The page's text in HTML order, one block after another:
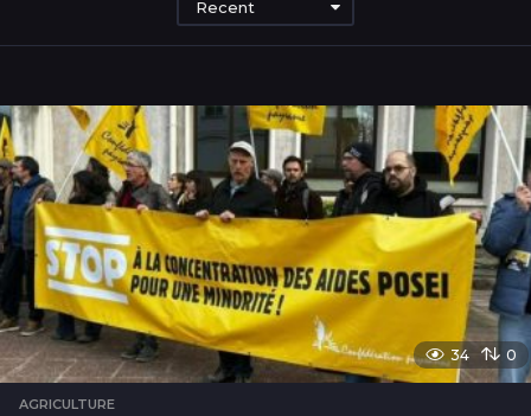
Recent
34 0
AGRICULTURE